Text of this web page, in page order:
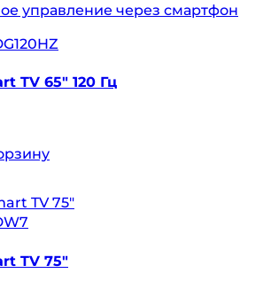
управление через смартфон
TV 65″ 120 Гц
TV 75″